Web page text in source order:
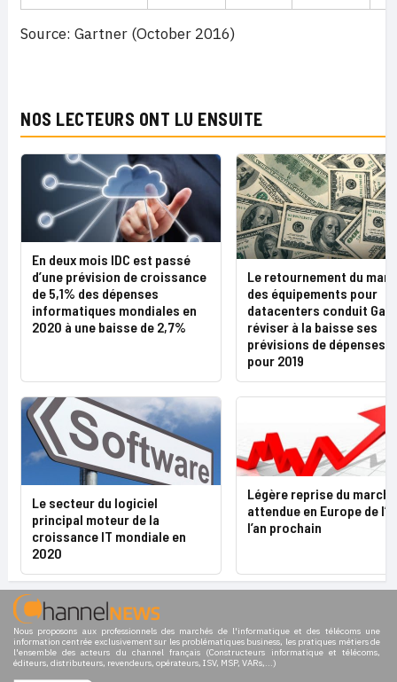
Source: Gartner (October 2016)
NOS LECTEURS ONT LU ENSUITE
En deux mois IDC est passé
d’une prévision de croissance
de 5,1% des dépenses
informatiques mondiales en
2020 à une baisse de 2,7%
Le retournement du
des équipements pour
datacenters conduit
réviser à la baisse ses
prévisions de dépenses
pour 2019
Le secteur du logiciel
principal moteur de la
croissance IT mondiale en
2020
Légère reprise du
attendue en Europe de
l’an prochain
Nous proposons aux professionnels des marchés de l'informatique et des télécoms une
information centrée exclusivement sur les problématiques business, les pratiques métiers de
l'ensemble des acteurs du channel français (Constructeurs informatique et télécoms,
éditeurs, distributeurs, revendeurs, opérateurs, ISV, MSP, VARs,...)